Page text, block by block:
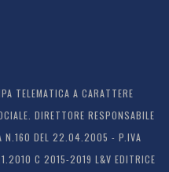
TELEMATICA A CARATTERE
DIRETTORE RESPONSABILE
N.160 DEL 22.04.2005 - P.IVA
C 2015-2019 L&V EDITRICE